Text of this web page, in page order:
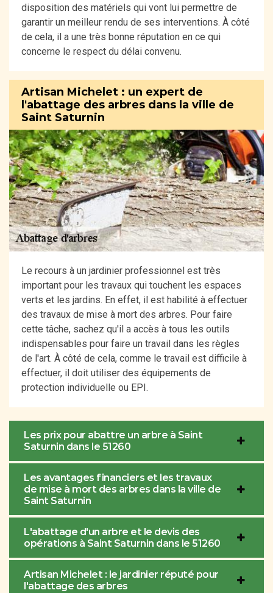
disposition des matériels qui vont lui permettre de
garantir un meilleur rendu de ses interventions. À côté
de cela, il a une très bonne réputation en ce qui
concerne le respect du délai convenu.
Artisan Michelet : un expert de
l'abattage des arbres dans la ville de
Saint Saturnin
Le recours à un jardinier professionnel est très
important pour les travaux qui touchent les espaces
verts et les jardins. En effet, il est habilité à effectuer
des travaux de mise à mort des arbres. Pour faire
cette tâche, sachez qu'il a accès à tous les outils
indispensables pour faire un travail dans les règles
de l'art. À côté de cela, comme le travail est difficile à
effectuer, il doit utiliser des équipements de
protection individuelle ou EPI.
Les prix pour abattre un arbre à Saint
Saturnin dans le 51260
Les avantages financiers et les travaux
de mise à mort des arbres dans la ville de
Saint Saturnin
L'abattage d'un arbre et le devis des
opérations à Saint Saturnin dans le 51260
Artisan Michelet : le jardinier réputé pour
l'abattage des arbres